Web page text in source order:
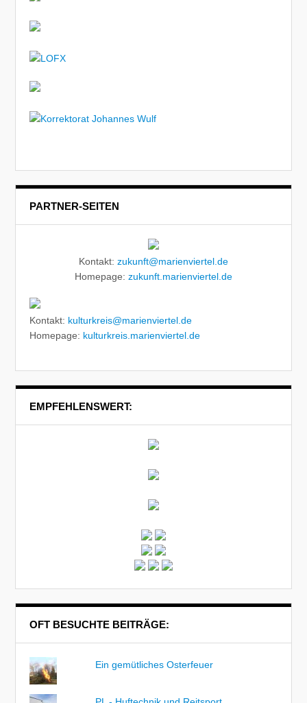
PARTNER-SEITEN
Kontakt: zukunft@marienviertel.de
Homepage: zukunft.marienviertel.de
Kontakt: kulturkreis@marienviertel.de
Homepage: kulturkreis.marienviertel.de
EMPFEHLENSWERT:
OFT BESUCHTE BEITRÄGE:
Ein gemütliches Osterfeuer